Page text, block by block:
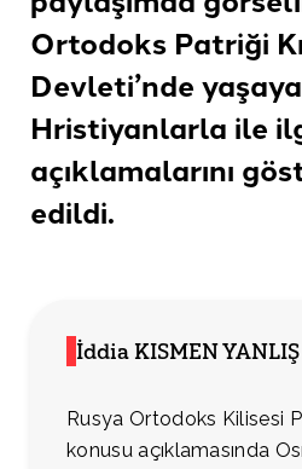
Ortodoks Patriği
Devleti’nde
Hristiyanlarla ile
açıklamalarını
edildi.
İddia KISMEN YANLIŞ
Rusya Ortodoks Kilisesi
konusu açıklamasında